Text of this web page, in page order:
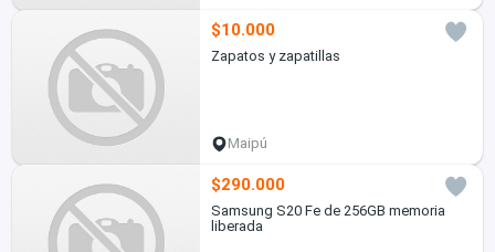
$10.000
Zapatos y zapatillas
Maipú
$290.000
Samsung S20 Fe de 256GB memoria
liberada